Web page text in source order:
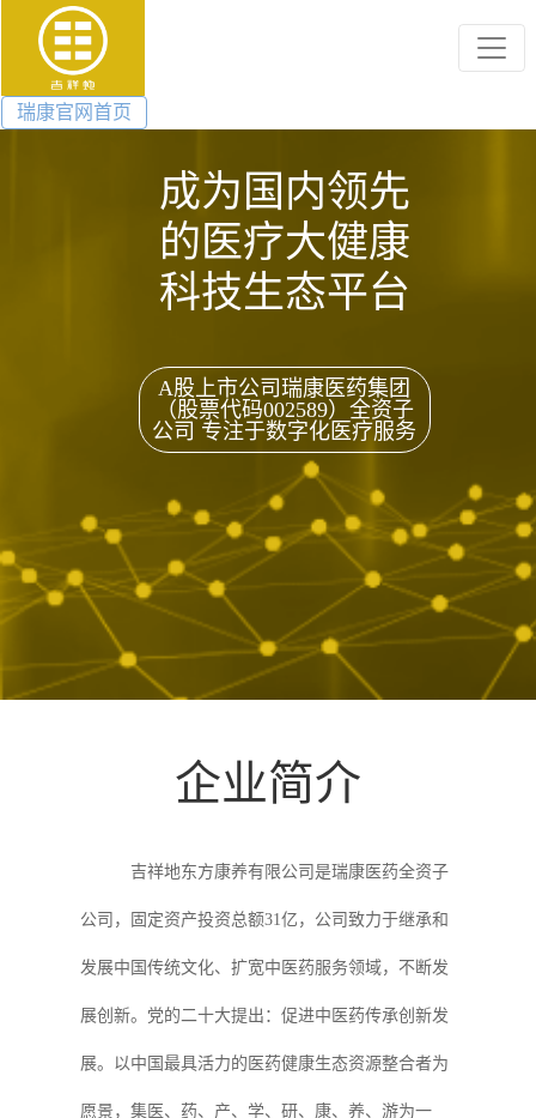
瑞康官网首页
成为国内领先
的医疗大健康
科技生态平台
A股上市公司瑞康医药集团
（股票代码002589）全资子
公司 专注于数字化医疗服务
企业简介
吉祥地东方康养有限公司是瑞康医药全资子
公司，固定资产投资总额31亿，公司致力于继承和
发展中国传统文化、扩宽中医药服务领域，不断发
展创新。党的二十大提出：促进中医药传承创新发
展。以中国最具活力的医药健康生态资源整合者为
愿景，集医、药、产、学、研、康、养、游为一